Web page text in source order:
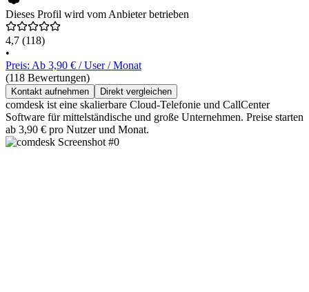
Dieses Profil wird vom Anbieter betrieben
4,7 (118)
•
Preis: Ab 3,90 € / User / Monat
(118 Bewertungen)
Kontakt aufnehmen Direkt vergleichen
comdesk ist eine skalierbare Cloud-Telefonie und CallCenter
Software für mittelständische und große Unternehmen. Preise starten
ab 3,90 € pro Nutzer und Monat.